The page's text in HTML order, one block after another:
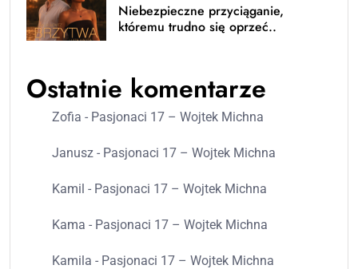
Niebezpieczne przyciąganie,
któremu trudno się oprzeć..
Ostatnie komentarze
Zofia - Pasjonaci 17 – Wojtek Michna
Janusz - Pasjonaci 17 – Wojtek Michna
Kamil - Pasjonaci 17 – Wojtek Michna
Kama - Pasjonaci 17 – Wojtek Michna
Kamila - Pasjonaci 17 – Wojtek Michna